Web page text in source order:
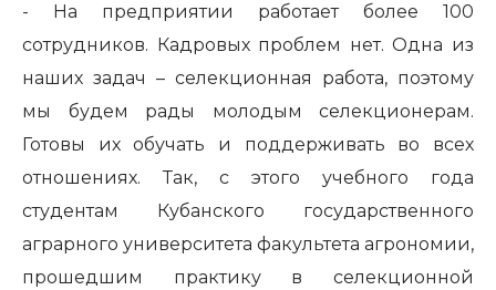
- На предприятии работает более 100
сотрудников. Кадровых проблем нет. Одна из
наших задач – селекционная работа, поэтому
мы будем рады молодым селекционерам.
Готовы их обучать и поддерживать во всех
отношениях. Так, с этого учебного года
студентам Кубанского государственного
аграрного университета факультета агрономии,
прошедшим практику в селекционной